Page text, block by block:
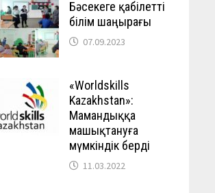
Бәсекеге қабілетті
білім шаңырағы
07.09.2023
«Worldskills
Kazakhstan»:
Мамандыққа
машықтануға
мүмкіндік берді
11.03.2022